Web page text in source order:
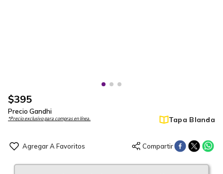
$395
Precio Gandhi
*Precio exclusivo para compras en línea. Tapa Blanda